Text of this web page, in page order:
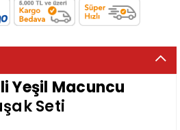
Yeşil Macuncu
Seti